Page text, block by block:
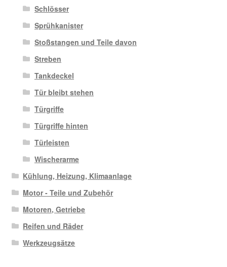
Schlösser
Sprühkanister
Stoßstangen und Teile davon
Streben
Tankdeckel
Tür bleibt stehen
Türgriffe
Türgriffe hinten
Türleisten
Wischerarme
Kühlung, Heizung, Klimaanlage
Motor - Teile und Zubehör
Motoren, Getriebe
Reifen und Räder
Werkzeugsätze